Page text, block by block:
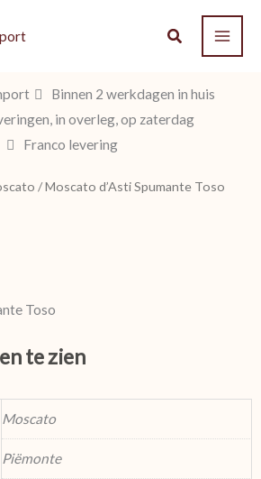
Binnen 2 werkdagen in huis
in overleg, op zaterdag
Franco levering
/ Moscato d’Asti Spumante Toso
Toso
te zien
Moscato
Piëmonte